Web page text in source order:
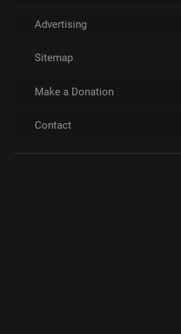
Advertising
Sitemap
Make a Donation
Contact